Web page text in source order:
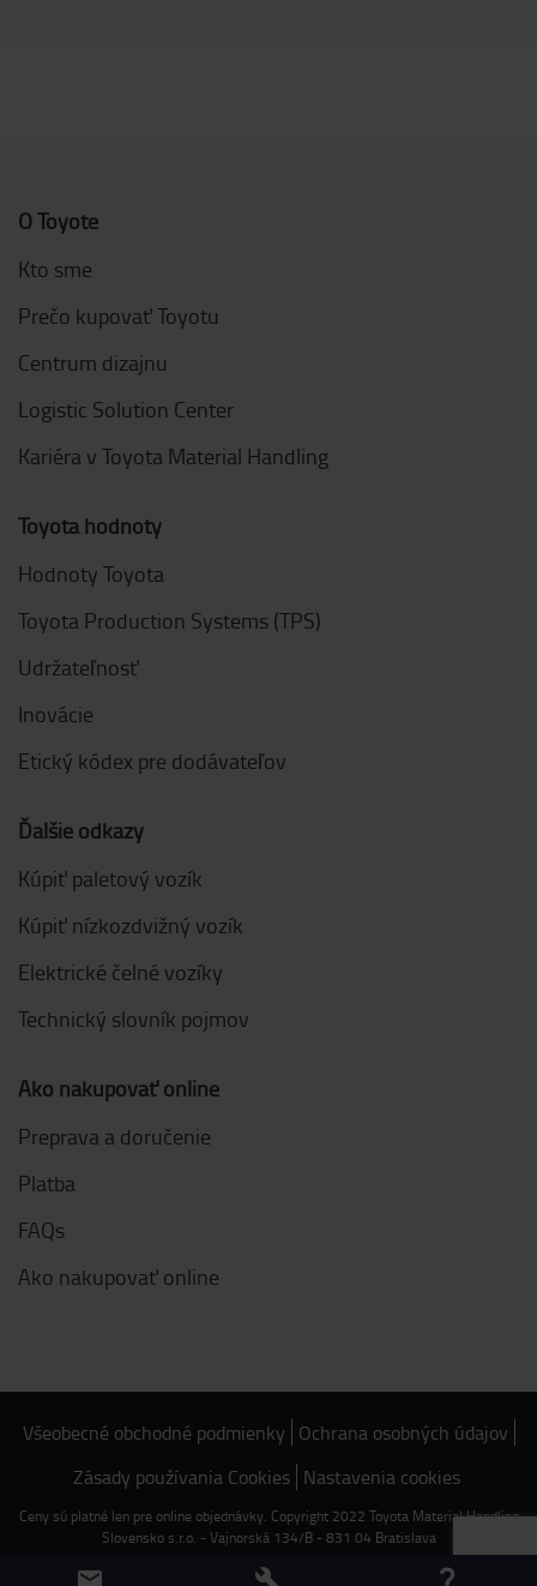
O Toyote
Kto sme
Prečo kupovať Toyotu
Centrum dizajnu
Logistic Solution Center
Kariéra v Toyota Material Handling
Toyota hodnoty
Hodnoty Toyota
Toyota Production Systems (TPS)
Udržateľnosť
Inovácie
Etický kódex pre dodávateľov
Ďalšie odkazy
Kúpiť paletový vozík
Kúpiť nízkozdvižný vozík
Elektrické čelné vozíky
Technický slovník pojmov
Ako nakupovať online
Preprava a doručenie
Platba
FAQs
Ako nakupovať online
Všeobecné obchodné podmienky Ochrana osobných údajov
Zásady používania Cookies Nastavenia cookies
Ceny sú platné len pre online objednávky. Copyright 2022 Toyota Material Handling
Slovensko s.r.o. - Vajnorská 134/B - 831 04 Bratislava